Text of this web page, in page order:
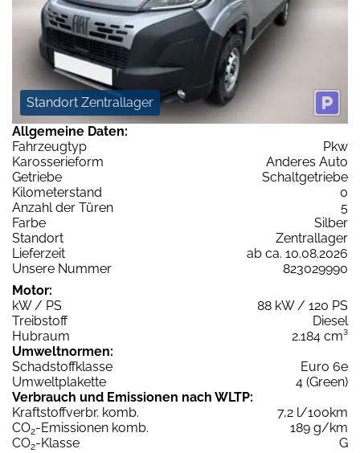
Standort Zentrallager
Allgemeine Daten:
Fahrzeugtyp
Pkw
Karosserieform
Anderes Auto
Getriebe
Schaltgetriebe
Kilometerstand
0
Anzahl der Türen
5
Farbe
Silber
Standort
Zentrallager
Lieferzeit
ab ca. 10.08.2026
Unsere Nummer
823029990
Motor:
kW / PS
88 kW / 120 PS
Treibstoff
Diesel
Hubraum
2.184 cm³
Umweltnormen:
Schadstoffklasse
Euro 6e
Umweltplakette
4 (Green)
Verbrauch und Emissionen nach WLTP:
Kraftstoffverbr. komb.
7,2 l/100km
CO2-Emissionen komb.
189 g/km
CO2-Klasse
G